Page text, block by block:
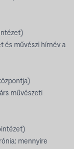
és művészi hírnév a
művészeti
mennyire